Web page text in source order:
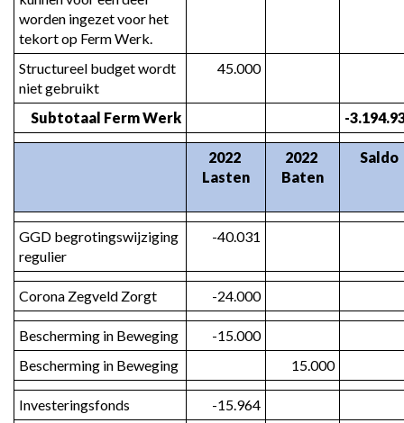
worden ingezet voor het
tekort op Ferm Werk.
Structureel budget wordt
niet gebruikt
45.000
Subtotaal Ferm Werk -
2022
Lasten
2022
Baten
Saldo
GGD begrotingswijziging
regulier
-40.031
Corona Zegveld Zorgt -24.000
Bescherming in Beweging
-15.000
Bescherming in Beweging
15.000
Investeringsfonds
-15.964